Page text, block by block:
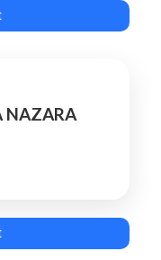
NAZARA